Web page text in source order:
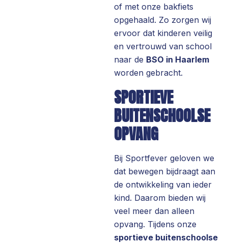
of met onze bakfiets
opgehaald. Zo zorgen wij
ervoor dat kinderen veilig
en vertrouwd van school
naar de BSO in Haarlem
worden gebracht.
SPORTIEVE
BUITENSCHOOLSE
OPVANG
Bij Sportfever geloven we
dat bewegen bijdraagt aan
de ontwikkeling van ieder
kind. Daarom bieden wij
veel meer dan alleen
opvang. Tijdens onze
sportieve buitenschoolse